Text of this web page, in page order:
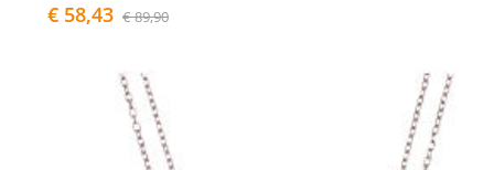
€ 58,43 € 89,90